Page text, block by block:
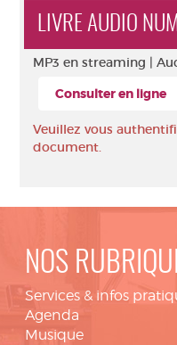
LIVRE AUDIO
MP3 en streaming |
Consulter en ligne
Veuillez vous
document.
NOS
Services & infos
Agenda
Musique